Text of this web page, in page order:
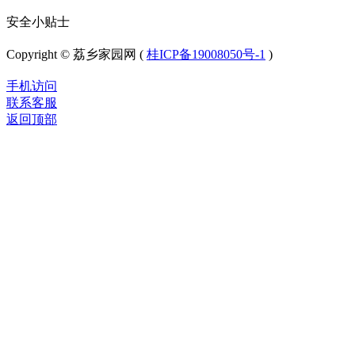
安全小贴士
Copyright © 荔乡家园网 ( 桂ICP备19008050号-1 )
手机访问
联系客服
返回顶部